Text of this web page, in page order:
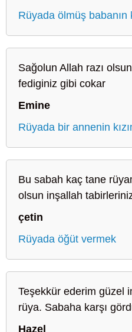
Rüyada ölmüş babanın
Sağolun Allah razı
fediginiz gibi cokar
Emine
Rüyada bir annenin
Bu sabah kaç tane
olsun inşallah
çetin
Rüyada öğüt vermek
Teşekkür ederim güzel
rüya. Sabaha karşı
Hazel